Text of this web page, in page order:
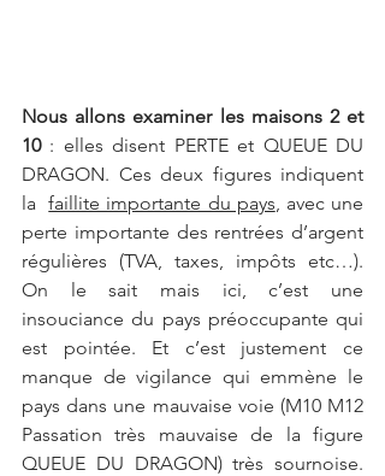
Nous allons examiner les maisons 2 et
10 : elles disent PERTE et QUEUE DU
DRAGON. Ces deux figures indiquent
la faillite importante du pays, avec une
perte importante des rentrées d’argent
régulières (TVA, taxes, impôts etc…).
On le sait mais ici, c’est une
insouciance du pays préoccupante qui
est pointée. Et c’est justement ce
manque de vigilance qui emmène le
pays dans une mauvaise voie (M10 M12
Passation très mauvaise de la figure
QUEUE DU DRAGON) très sournoise.